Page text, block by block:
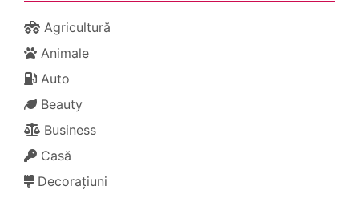
Agricultură
Animale
Auto
Beauty
Business
Casă
Decorațiuni